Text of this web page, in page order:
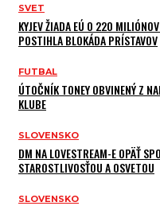
SVET
KYJEV ŽIADA EÚ O 220
POSTIHLA BLOKÁDA PRÍSTAVOV
FUTBAL
ÚTOČNÍK TONEY OBVINENÝ Z
KLUBE
SLOVENSKO
DM NA LOVESTREAM-E OPÄŤ
STAROSTLIVOSŤOU A OSVETOU
SLOVENSKO